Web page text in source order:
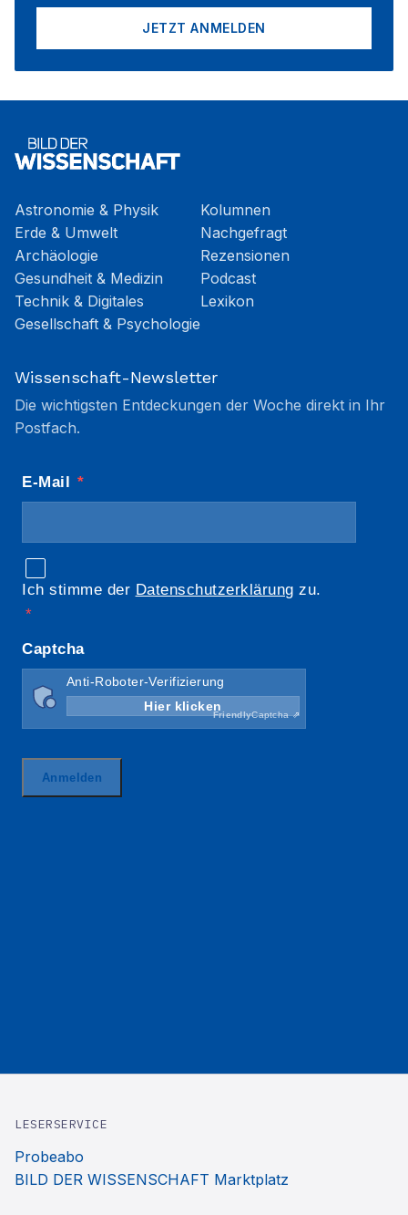
JETZT ANMELDEN
Astronomie & Physik
Erde & Umwelt
Archäologie
Gesundheit & Medizin
Technik & Digitales
Gesellschaft & Psychologie
Kolumnen
Nachgefragt
Rezensionen
Podcast
Lexikon
Wissenschaft-Newsletter
Die wichtigsten Entdeckungen der Woche direkt in Ihr
Postfach.
LESERSERVICE
Probeabo
BILD DER WISSENSCHAFT Marktplatz